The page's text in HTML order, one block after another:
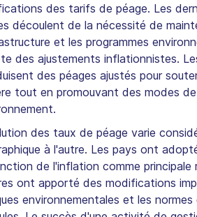
des tarifs de péage. Les
découlent de la nécessité de
et les programmes
des ajustements inflationnistes.
des péages ajustés pour
tout en promouvant des modes
des taux de péage varie
à l'autre. Les pays ont
de l'inflation comme
ont apporté des modifications
environnementales et les